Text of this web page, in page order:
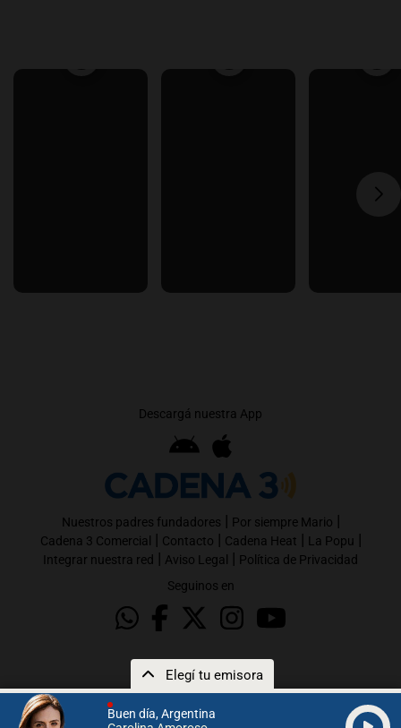
Buen día, Argentina
Elegí tu emisora
Descargá nuestra App
Nuestros padres fundadores | Por siempre Mario |
Cadena 3 Comercial | Contacto | Cadena Heat | La Popu |
Integrar nuestra red | Aviso Legal | Política de Privacidad
Seguinos en